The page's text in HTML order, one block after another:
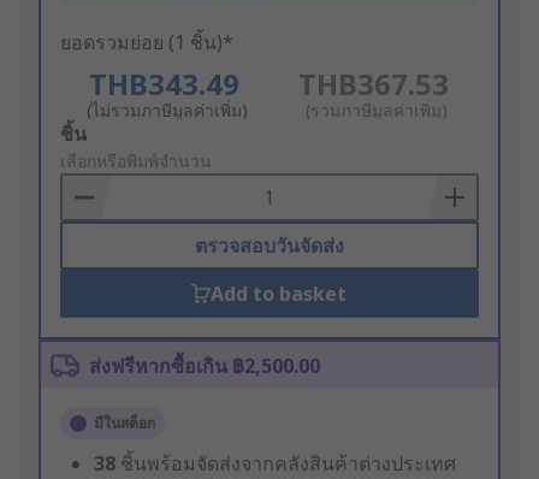
ยอดรวมย่อย (1 ชิ้น)*
THB343.49
(ไม่รวมภาษีมูลค่าเพิ่ม)
THB367.53
(รวมภาษีมูลค่าเพิ่ม)
Add
to
Basket
ชิ้น
เลือกหรือพิมพ์จำนวน
ตรวจสอบวันจัดส่ง
Add to basket
ส่งฟรีหากซื้อเกิน ฿2,500.00
มีในสต็อก
38 ชิ้นพร้อมจัดส่งจากคลังสินค้าต่างประเทศ